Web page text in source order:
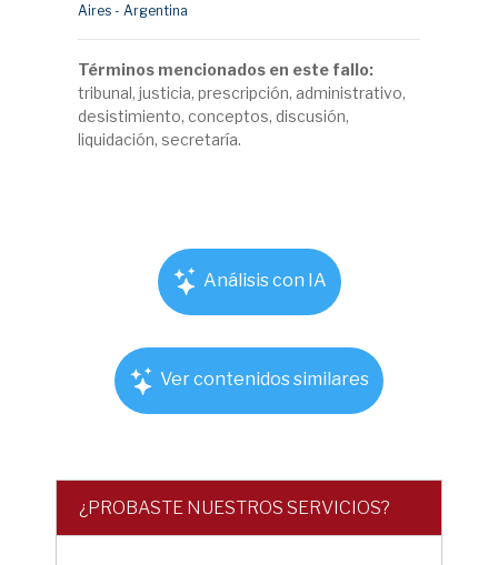
Aires - Argentina
Términos mencionados en este fallo:
tribunal, justicia, prescripción, administrativo,
desistimiento, conceptos, discusión,
liquidación, secretaría.
Análisis con IA
Ver contenidos similares
¿PROBASTE NUESTROS SERVICIOS?